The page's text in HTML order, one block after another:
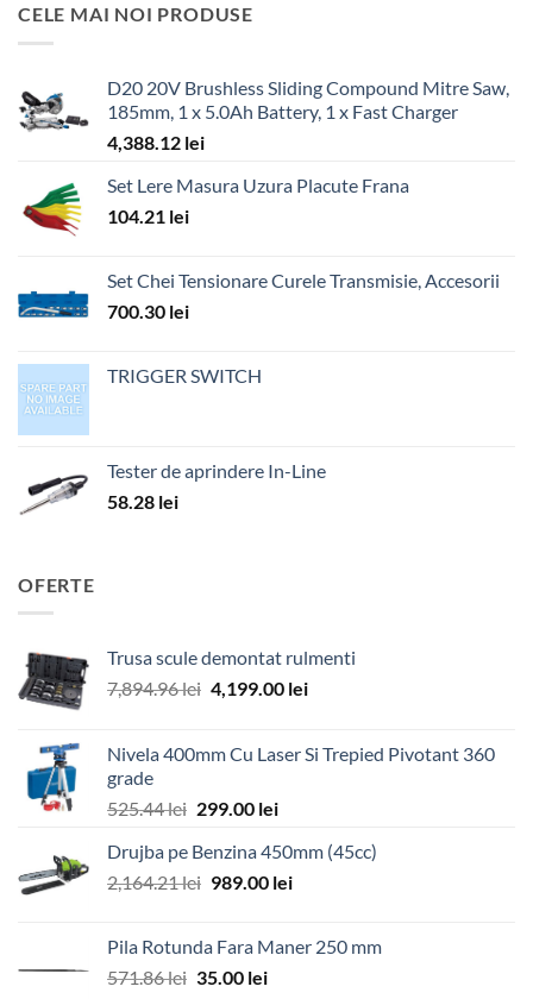
CELE MAI NOI PRODUSE
D20 20V Brushless Sliding Compound Mitre Saw,
185mm, 1 x 5.0Ah Battery, 1 x Fast Charger
4,388.12 lei
Set Lere Masura Uzura Placute Frana
104.21 lei
Set Chei Tensionare Curele Transmisie, Accesorii
700.30 lei
TRIGGER SWITCH
Tester de aprindere In-Line
58.28 lei
OFERTE
Trusa scule demontat rulmenti
7,894.96lei Prețul
fost:
4,199.00 leiPrețul
4,199.00 lei.
Nivela 400mm Cu Laser Si Trepied Pivotant 360
grade
525.44lei Prețul
a
fost:
299.00 leiPrețul
este:
299.00 lei.
Drujba pe Benzina 450mm (45cc)
2,164.21lei Prețul
fost:
2,164.21 lei.
989.00 leiPrețul
989.00 lei.
Pila Rotunda Fara Maner 250 mm
571.86lei Prețul
35.00 leiPrețul